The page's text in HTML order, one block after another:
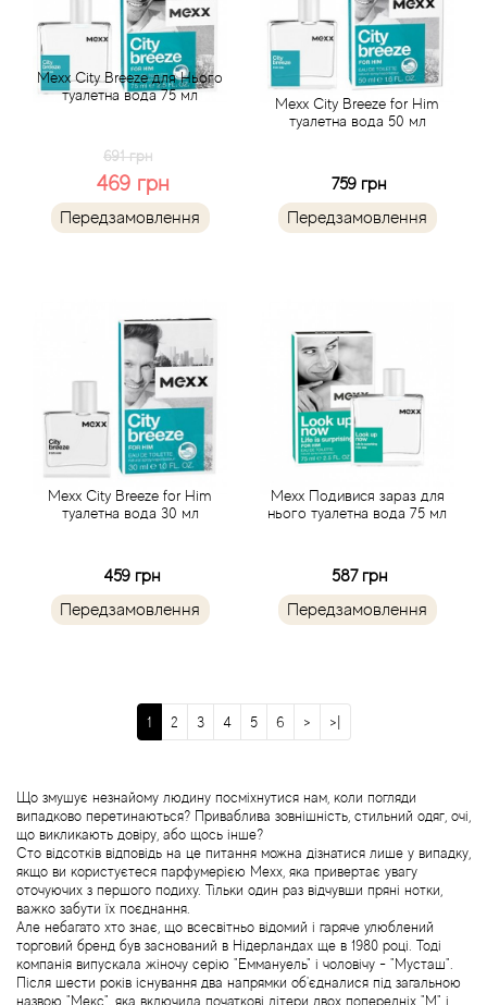
Mexx City Breeze для Нього
туалетна вода 75 мл
691 грн
469 грн
Передзамовлення
Mexx City Breeze for Him
туалетна вода 50 мл
759 грн
Передзамовлення
Mexx City Breeze for Him
туалетна вода 30 мл
459 грн
Передзамовлення
Mexx Подивися зараз для
нього туалетна вода 75 мл
587 грн
Передзамовлення
1 2 3 4 5 6 > >|
Що змушує незнайому людину посміхнутися нам, коли погляди
випадково перетинаються? Приваблива зовнішність, стильний одяг, очі,
що викликають довіру, або щось інше?
Сто відсотків відповідь на це питання можна дізнатися лише у випадку,
якщо ви користуєтеся парфумерією Mexx, яка привертає увагу
оточуючих з першого подиху. Тільки один раз відчувши пряні нотки,
важко забути їх поєднання.
Але небагато хто знає, що всесвітньо відомий і гаряче улюблений
торговий бренд був заснований в Нідерландах ще в 1980 році. Тоді
компанія випускала жіночу серію "Еммануель" і чоловічу - "Мусташ".
Після шести років існування два напрямки об'єдналися під загальною
назвою "Мекс", яка включила початкові літери двох попередніх "М" і
Bentley
Beso Beach
Bill Blass
Biotherm
Blackglama
Bois 1920
Bon Parfumeur
Bond No.9
Bottega Profumiera